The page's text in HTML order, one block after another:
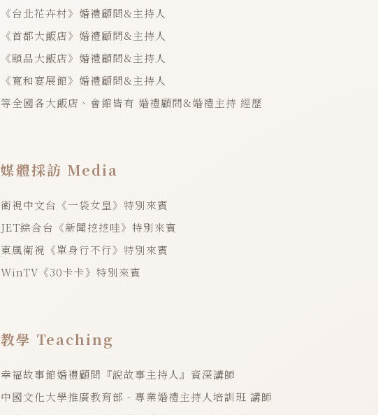
《台北花卉村》婚禮顧問&主持人
《首都大飯店》婚禮顧問&主持人
《頤品大飯店》婚禮顧問&主持人
《寬和宴展館》婚禮顧問&主持人
等全國各大飯店、會館皆有 婚禮顧問&婚禮主持 經歷
媒體採訪 Media
衛視中文台《一袋女皇》特別來賓
JET綜合台《新聞挖挖哇》特別來賓
東風衛視《單身行不行》特別來賓
WinTV《30卡卡》特別來賓
教學 Teaching
幸福故事館婚禮顧問『說故事主持人』資深講師
中國文化大學推廣教育部 - 專業婚禮主持人培訓班 講師